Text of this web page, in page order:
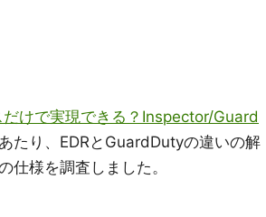
けで実現できる？Inspector/Guard
たり、EDRとGuardDutyの違いの解
様を調査しました。